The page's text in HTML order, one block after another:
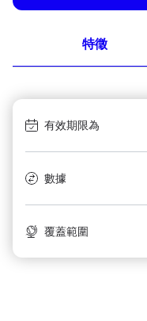
特徵
有效期限為
數據
覆蓋範圍